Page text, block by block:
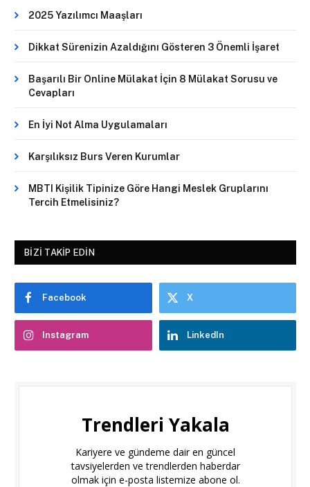
2025 Yazılımcı Maaşları
Dikkat Sürenizin Azaldığını Gösteren 3 Önemli İşaret
Başarılı Bir Online Mülakat İçin 8 Mülakat Sorusu ve
Cevapları
En İyi Not Alma Uygulamaları
Karşılıksız Burs Veren Kurumlar
MBTI Kişilik Tipinize Göre Hangi Meslek Gruplarını
Tercih Etmelisiniz?
BIZI TAKIP EDIN
Facebook X
Instagram LinkedIn
Trendleri Yakala
Kariyere ve gündeme dair en güncel
tavsiyelerden ve trendlerden haberdar
olmak için e-posta listemize abone ol.